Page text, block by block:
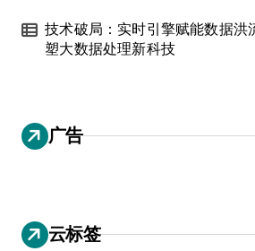
技术破局：实时引擎赋能数据洪
塑大数据处理新科技
广告
云标签